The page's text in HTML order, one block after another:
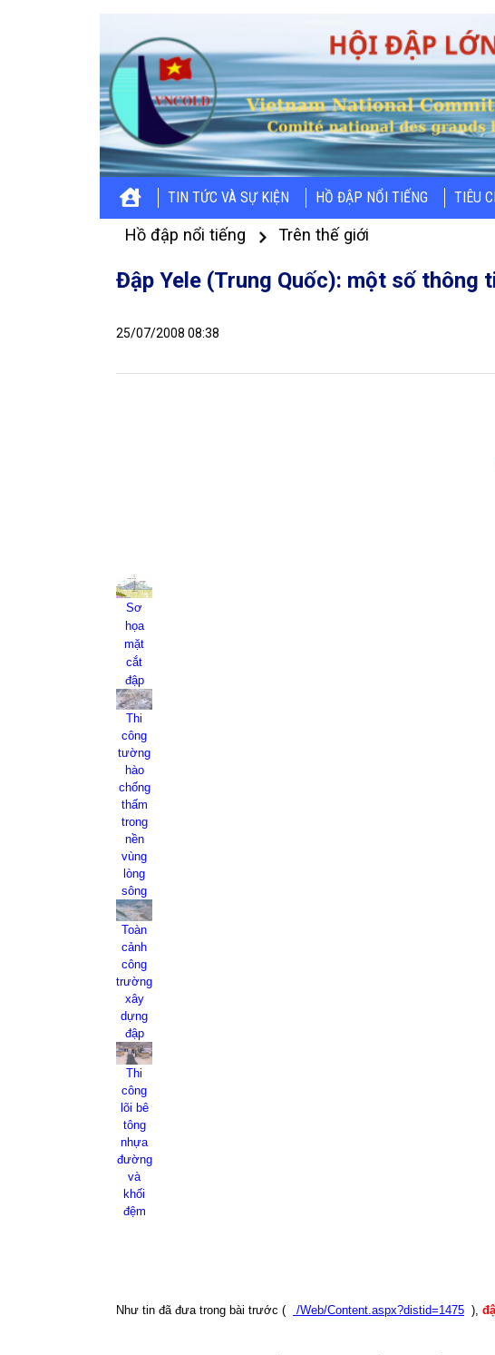
TIN TỨC VÀ SỰ KIỆN HỒ ĐẬP NỔI TIẾNG TIÊU
Hồ đập nổi tiếng Trên thế giới
Đập Yele (Trung Quốc): một số thông
25/07/2008 08:38
Sơ
họa
mặt
cắt
đập
Thi
công
tường
hào
chống
thấm
trong
nền
vùng
lòng
sông
Toàn
cảnh
công
trường
xây
dựng
đập
Thi
công
lõi bê
tông
nhựa
đường
và
khối
đệm
Như tin đã đưa trong bài trước ( /Web/Content.aspx?distid=1475 ),